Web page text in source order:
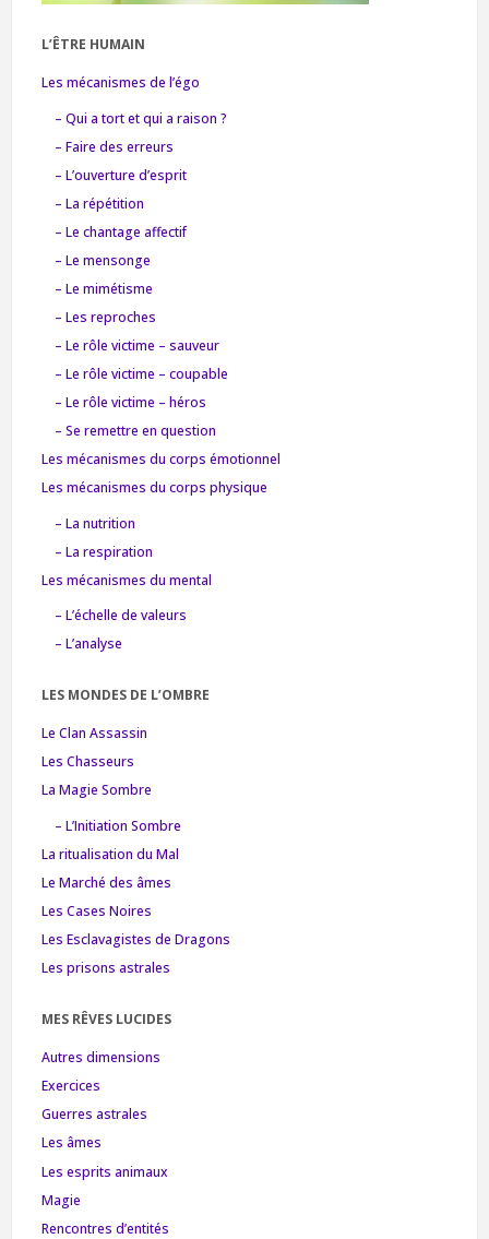
L’ÊTRE HUMAIN
Les mécanismes de l’égo
– Qui a tort et qui a raison ?
– Faire des erreurs
– L’ouverture d’esprit
– La répétition
– Le chantage affectif
– Le mensonge
– Le mimétisme
– Les reproches
– Le rôle victime – sauveur
– Le rôle victime – coupable
– Le rôle victime – héros
– Se remettre en question
Les mécanismes du corps émotionnel
Les mécanismes du corps physique
– La nutrition
– La respiration
Les mécanismes du mental
– L’échelle de valeurs
– L’analyse
LES MONDES DE L’OMBRE
Le Clan Assassin
Les Chasseurs
La Magie Sombre
– L’Initiation Sombre
La ritualisation du Mal
Le Marché des âmes
Les Cases Noires
Les Esclavagistes de Dragons
Les prisons astrales
MES RÊVES LUCIDES
Autres dimensions
Exercices
Guerres astrales
Les âmes
Les esprits animaux
Magie
Rencontres d’entités